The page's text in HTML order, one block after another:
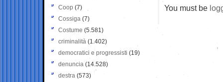
You must be
Coop (7)
Cossiga (7)
Costume (5.581)
criminalità (1.402)
democratici e progressisti (19)
denuncia (14.528)
destra (573)